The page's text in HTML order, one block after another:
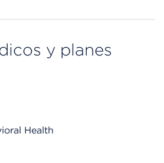
y planes
Health